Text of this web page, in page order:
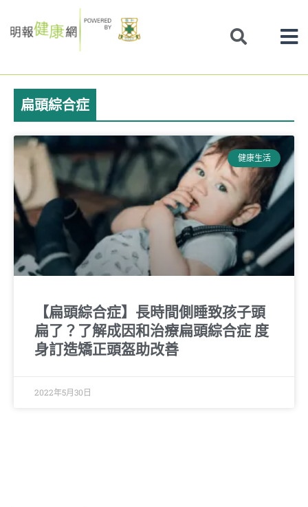
to
扁頭綜合症
健康生活
【扁頭綜合症】長時間側睡致孩子頭
扁了？了解成因和治療扁頭綜合症 度
身訂造矯正頭盔助改善
2022年5月30日